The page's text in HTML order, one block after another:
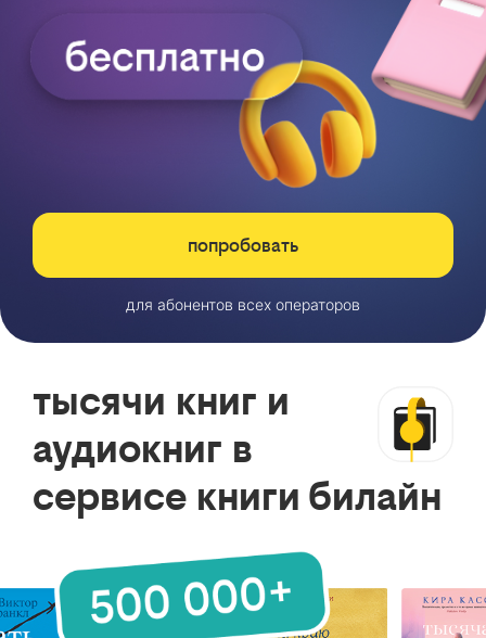
попробовать
для абонентов всех операторов
тысячи книг и
аудиокниг в
сервисе книги билайн